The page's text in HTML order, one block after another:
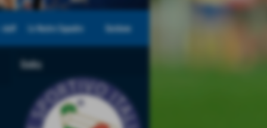
staff Le Nostre Squadre Gestione
links